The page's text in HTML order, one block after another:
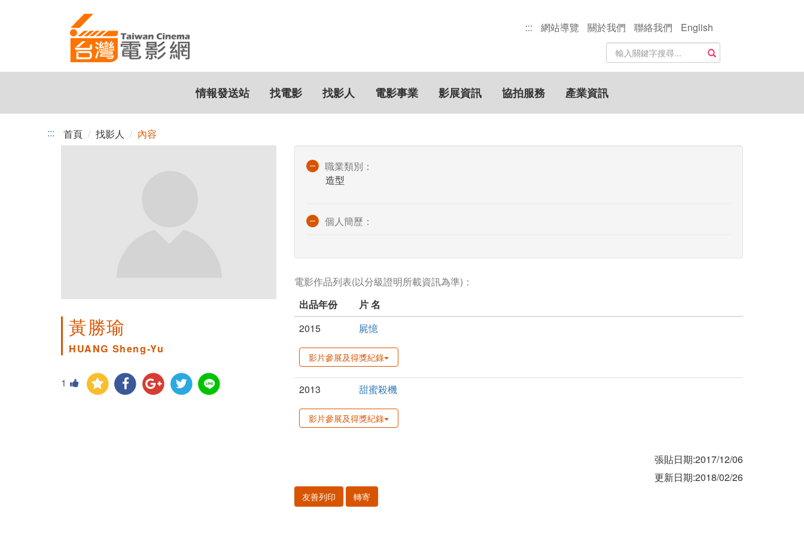
::: 網站導覽 關於我們 聯絡我們
English
站
內
搜
尋
關
鍵
搜尋
情報發送站 找電影 找影人 電影事業 影展資訊 協拍服務 產業資訊
::: 首頁 找影人 內容
黃勝瑜
HUANG Sheng-Yu
1
職業類別：
造型
個人簡歷：
電影作品列表(以分級證明所載資訊為準)：
出品年份
片 名
2015
屍憶
影片參展及得獎紀錄
2013 甜蜜殺機
影片參展及得獎紀錄
張貼日期:2017/12/06
更新日期:2018/02/26
友善列印 轉寄